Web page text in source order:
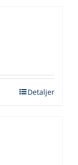
Detaljer